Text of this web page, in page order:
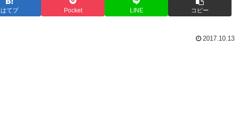
はてブ Pocket LINE コピー
2017.10.13